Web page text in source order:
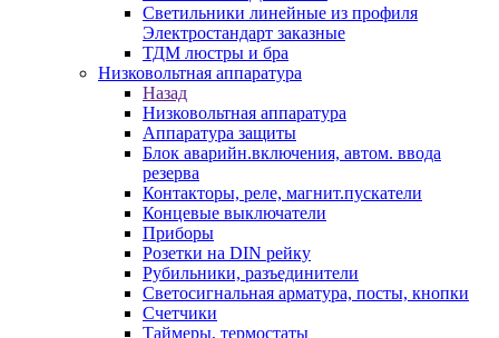
Светильники линейные из профиля
Электростандарт заказные
ТДМ люстры и бра
Низковольтная аппаратура
Назад
Низковольтная аппаратура
Аппаратура защиты
Блок аварийн.включения, автом. ввода
резерва
Контакторы, реле, магнит.пускатели
Концевые выключатели
Приборы
Розетки на DIN рейку
Рубильники, разъединители
Светосигнальная арматура, посты, кнопки
Счетчики
Таймеры, термостаты